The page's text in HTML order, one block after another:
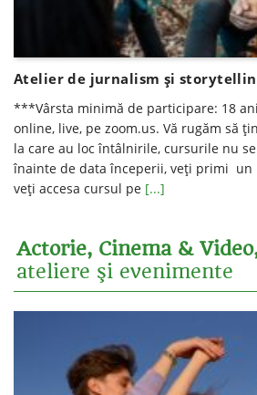
Atelier de jurnalism și
***Vârsta minimă de participare: 18
online, live, pe zoom.us. Vă rugăm să
la care au loc întâlnirile, cursurile nu
înainte de data începerii, veţi primi un
veţi accesa cursul pe [...]
Actorie, Cinema &
ateliere şi evenimente